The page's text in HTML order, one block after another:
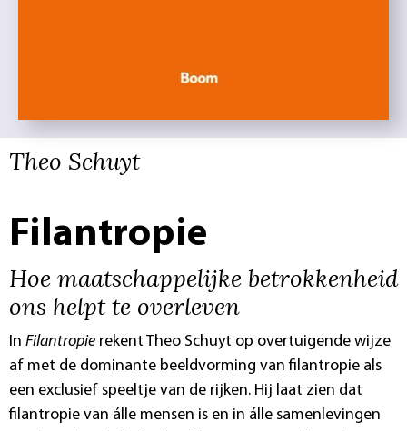
Theo Schuyt
Filantropie
Hoe maatschappelijke betrokkenheid
ons helpt te overleven
In Filantropie rekent Theo Schuyt op overtuigende wijze
af met de dominante beeldvorming van filantropie als
een exclusief speeltje van de rijken. Hij laat zien dat
filantropie van álle mensen is en in álle samenlevingen